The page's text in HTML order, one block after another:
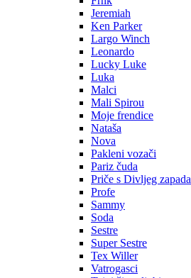
Jeremiah
Ken Parker
Largo Winch
Leonardo
Lucky Luke
Luka
Malci
Mali Spirou
Moje frendice
Nataša
Nova
Pakleni vozači
Pariz čuda
Priče s Divljeg zapada
Profe
Sammy
Soda
Sestre
Super Sestre
Tex Willer
Vatrogasci